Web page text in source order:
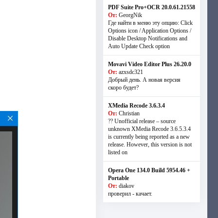
PDF Suite Pro+OCR 20.0.61.21558
От: GeorgNik
Где найти в меню эту опцию: Click
Options icon / Application Options /
Disable Desktop Notifications and
Auto Update Check option
Movavi Video Editor Plus 26.20.0
От: azxsdc321
Добрый день. А новая версия
скоро будет?
XMedia Recode 3.6.3.4
От: Christian
?? Unofficial release – source
unknown XMedia Recode 3.6.5.3.4
is currently being reported as a new
release. However, this version is not
listed on
Opera One 134.0 Build 5954.46 +
Portable
От: diakov
проверил - качает.